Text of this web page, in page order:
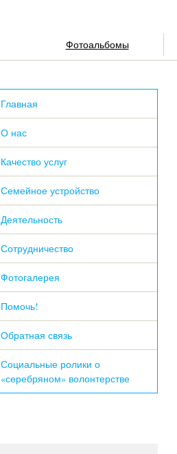
Фотоальбомы
Главная
О нас
Качество услуг
Семейное устройство
Деятельность
Сотрудничество
Фотогалерея
Помочь!
Обратная связь
Социальные ролики о
«серебряном» волонтерстве